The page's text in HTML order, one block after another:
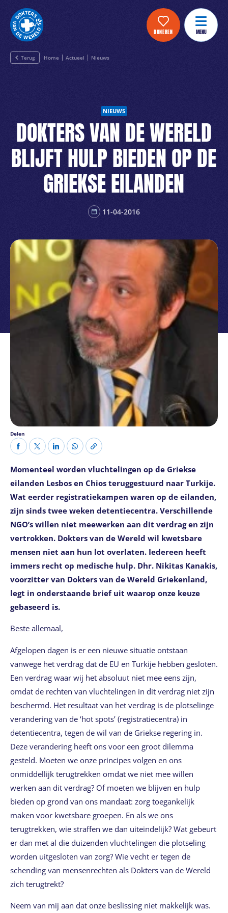
DONEREN MENU
Terug Home Actueel Nieuws
NIEUWS
DOKTERS VAN DE WERELD
BLIJFT HULP BIEDEN OP DE
GRIEKSE EILANDEN
11-04-2016
Delen
Momenteel worden vluchtelingen op de Griekse
eilanden Lesbos en Chios teruggestuurd naar Turkije.
Wat eerder registratiekampen waren op de eilanden,
zijn sinds twee weken detentiecentra. Verschillende
NGO’s willen niet meewerken aan dit verdrag en zijn
vertrokken. Dokters van de Wereld wil kwetsbare
mensen niet aan hun lot overlaten. Iedereen heeft
immers recht op medische hulp. Dhr. Nikitas Kanakis,
voorzitter van Dokters van de Wereld Griekenland,
legt in onderstaande brief uit waarop onze keuze
gebaseerd is.
Beste allemaal,
Afgelopen dagen is er een nieuwe situatie ontstaan
vanwege het verdrag dat de EU en Turkije hebben gesloten.
Een verdrag waar wij het absoluut niet mee eens zijn,
omdat de rechten van vluchtelingen in dit verdrag niet zijn
beschermd. Het resultaat van het verdrag is de plotselinge
verandering van de ‘hot spots’ (registratiecentra) in
detentiecentra, tegen de wil van de Griekse regering in.
Deze verandering heeft ons voor een groot dilemma
gesteld. Moeten we onze principes volgen en ons
onmiddellijk terugtrekken omdat we niet mee willen
werken aan dit verdrag? Of moeten we blijven en hulp
bieden op grond van ons mandaat: zorg toegankelijk
maken voor kwetsbare groepen. En als we ons
terugtrekken, wie straffen we dan uiteindelijk? Wat gebeurt
er dan met al die duizenden vluchtelingen die plotseling
worden uitgesloten van zorg? Wie vecht er tegen de
schending van mensenrechten als Dokters van de Wereld
zich terugtrekt?
Neem van mij aan dat onze beslissing niet makkelijk was.